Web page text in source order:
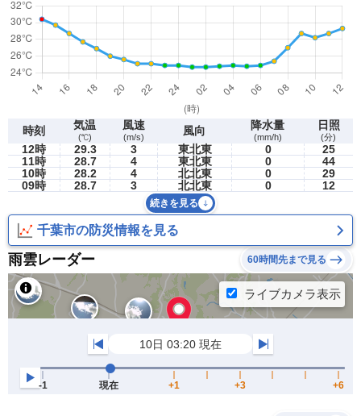
時刻 気温
(℃)
風速
(m/s) 風向 降水量
(mm/h)
日照
(分)
12時 29.3 3 東北東 0
25
11時
28.7 4 東北東 0
44
10時
28.2 4 北北東 0
29
09時
28.7 3 北北東 0 12
続きを見る
千葉市の防災情報を見る
雨雲レーダー 60時間先まで見る